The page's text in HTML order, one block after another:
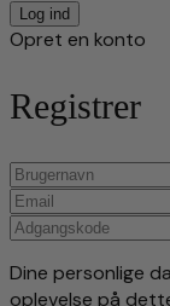
Opret en konto
Registrer
Dine personlige
oplevelse på